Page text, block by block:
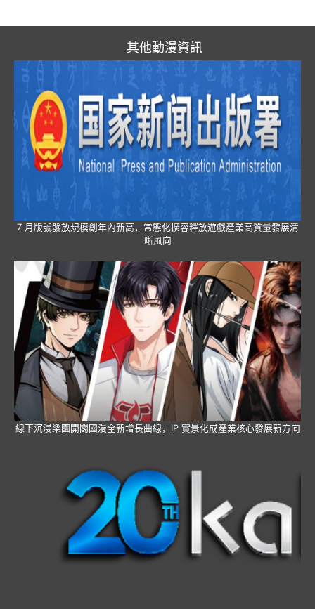
其他動漫資訊
7 月版號發放規模創年內新高，常態化擴容釋放遊戲產業高質量發展清
晰風向
線下沉浸樂園開闢國漫全新增長曲線，IP 實景化成產業核心發展新方向